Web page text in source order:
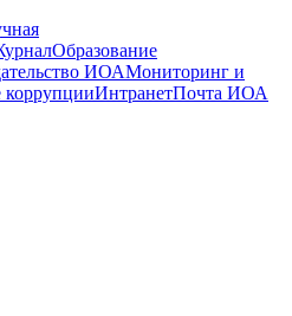
Образование
ИОАМониторинг и
коррупцииИнтранетПочта ИОА